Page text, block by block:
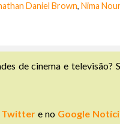
Daniel Brown, Nima
de cinema e televisão?
Twittere no Google